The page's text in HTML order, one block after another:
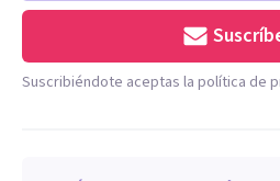
Suscribiéndote aceptas la política de